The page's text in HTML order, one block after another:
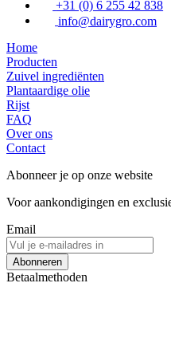
+31 (0) 6 255 42 838
info@dairygro.com
Home
Producten
Zuivel ingrediënten
Plantaardige olie
Rijst
FAQ
Over ons
Contact
Abonneer je op onze website
Voor aankondigingen en
Email
Abonneren
Betaalmethoden